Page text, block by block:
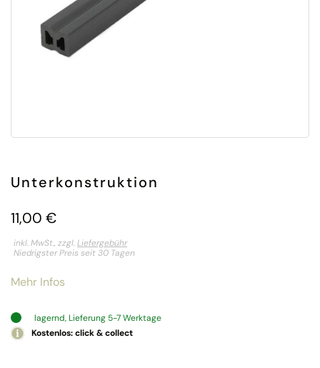
Unterkonstruktion
11,00 €
inkl. MwSt., zzgl.Liefergebühr
Niedrigster Preis seit 30 Tagen
Mehr Infos
lagernd, Lieferung 5-7 Werktage
Kostenlos: click & collect